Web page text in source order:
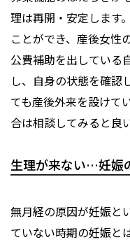
理は再開・安定します
ことができ、産後女性
公費補助を出している
し、自身の状態を確認
ても産後外来を設けて
合は相談してみると良
生理が来ない…妊娠
無月経の原因が妊娠と
ていない時期の妊娠